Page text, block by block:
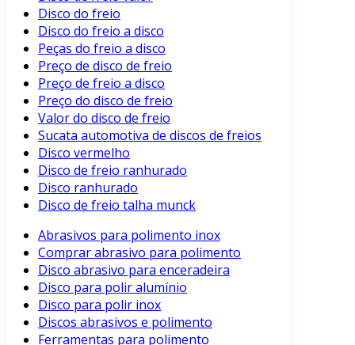
Disco do freio
Disco do freio a disco
Peças do freio a disco
Preço de disco de freio
Preço de freio a disco
Preço do disco de freio
Valor do disco de freio
Sucata automotiva de discos de freios
Disco vermelho
Disco de freio ranhurado
Disco ranhurado
Disco de freio talha munck
Abrasivos para polimento inox
Comprar abrasivo para polimento
Disco abrasivo para enceradeira
Disco para polir alumínio
Disco para polir inox
Discos abrasivos e polimento
Ferramentas para polimento